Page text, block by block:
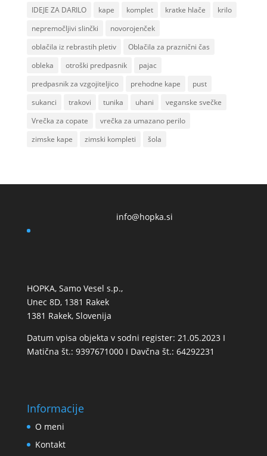
IDEJE ZA DARILO
kape komplet kratke hlače
krilo
nepremočljivi slinčki
novorojenček
oblačila iz rebrastih pletiv
Oblačila za praznični čas
obleka
otroški predpasnik
pajac
predpasnik za vzgojiteljico
prehodne kape
pust
sukanci
trakovi tunika uhani
veganske svečke
Vrečka za copate
vrečka za umazano perilo
zimske kape
zimski kompleti šola
HOPKA, Samo Vesel s.p.,
Unec 8D, 1381 Rakek
1381 Rakek, Slovenija
Datum vpisa objekta v sodni register: 21.05.2023 I
Matična št.: 9397671000 I Davčna št.: 64292231
info@hopka.si
Informacije
O meni
Kontakt